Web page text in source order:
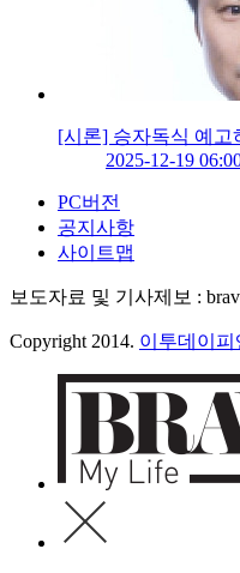
[시론] 승자독식 예고
2025-12-19
PC버전
공지사항
사이트맵
보도자료 및 기사제보 :
Copyright 2014. 이투데이피